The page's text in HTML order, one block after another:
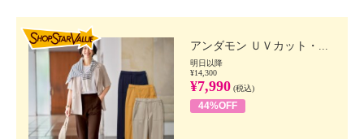
アンダモン ＵＶカット・...
明日以降
¥14,300
¥7,990 (税込)
44%OFF